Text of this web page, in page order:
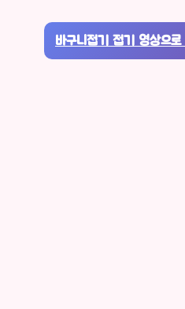
바구니접기 접기 영상으로